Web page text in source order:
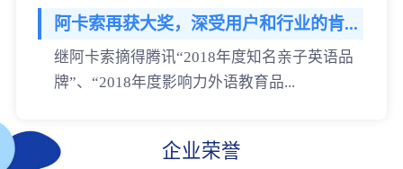
阿卡索再获大奖，深受用户和行业的肯...
继阿卡索摘得腾讯“2018年度知名亲子英语品
牌”、“2018年度影响力外语教育品...
企业荣誉